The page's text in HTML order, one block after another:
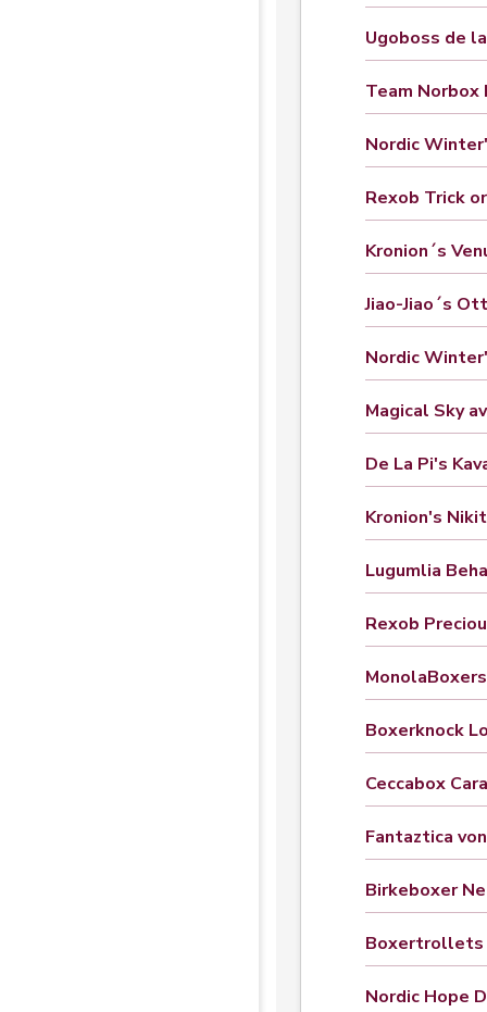
Ugoboss de
Team Norbox
Nordic
Rexob Trick
Kronion´s
Jiao-Jiao´s
Nordic
Magical Sky
De La Pi's
Kronion's
Lugumlia
Rexob
Boxerknock
Ceccabox
Fantaztica
Birkeboxer
Boxertrollets
Nordic Hope